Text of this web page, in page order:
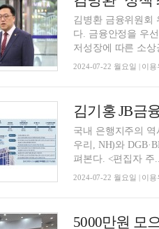
김병환 금융위원회
다. 금융안정을 우
저성장에 따른 소상
2024-07-22 월요일 | 이용
국내 은행지주의
우리, NH)와
펴본다. <편집자
2024-07-22 월요일 | 이용